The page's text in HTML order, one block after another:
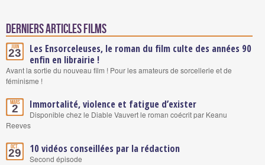
Derniers articles Films
Juin
23
Les Ensorceleuses, le roman du film culte des années 90
enfin en librairie !
Avant la sortie du nouveau film ! Pour les amateurs de sorcellerie et de
féminisme !
Mars
2 Immortalité, violence et fatigue d’exister
Disponible chez le Diable Vauvert le roman coécrit par Keanu
Reeves
Oct.
29 10 vidéos conseillées par la rédaction
Second épisode